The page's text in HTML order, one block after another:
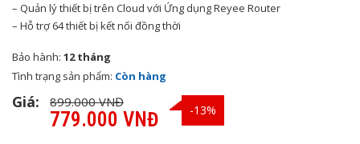
– Quản lý thiết bị trên Cloud với Ứng dụng Reyee Router
– Hỗ trợ 64 thiết bị kết nối đồng thời
Bảo hành: 12 tháng
Tình trạng sản phẩm: Còn hàng
Giá: 899.000 VNĐ
779.000 VNĐ -13%